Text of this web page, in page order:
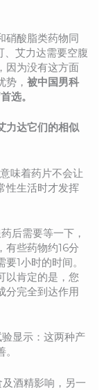
硝酸脂类药物同
、艾力达需要空腹
因为没有这方面
势，被中国男科
选。
力达它们的相似
味着药片不会让
性生活时才发挥
后需要等一下，
有些药物约16分
1小时的时间。
以肯定的是，您
分完全到达作用
显示：这两种产
酒精影响，另一